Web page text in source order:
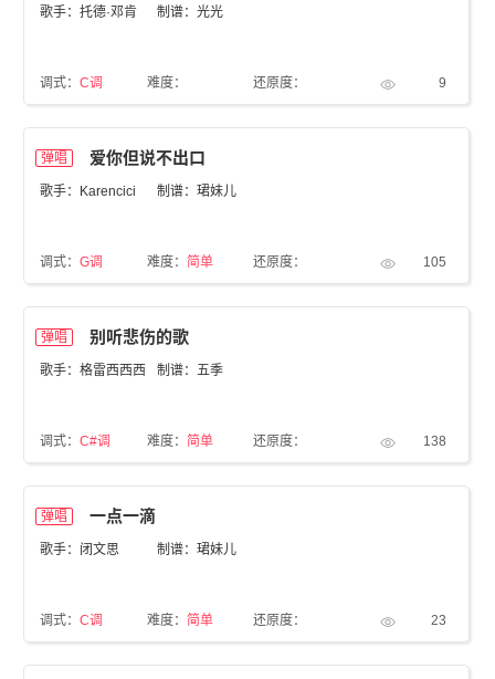
歌手：托德·邓肯 制谱：光光
调式：C调 难度： 还原度： 9
弹唱 爱你但说不出口
歌手：Karencici 制谱：珺妹儿
调式：G调 难度： 简单 还原度： 105
弹唱 别听悲伤的歌
歌手：格雷西西西 制谱：五季
调式：C#调 难度： 简单 还原度： 138
弹唱 一点一滴
歌手：闭文思 制谱：珺妹儿
调式：C调 难度： 简单 还原度： 23